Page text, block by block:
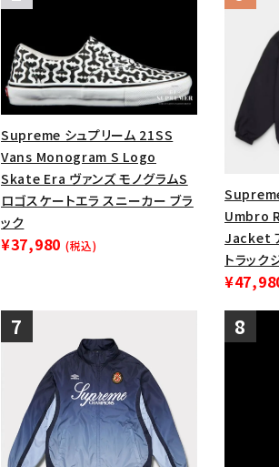
Supreme シュプリーム 21SS
Vans Monogram S Logo
Skate Era ヴァンズ モノグラムS
ロゴスケートエラ スニーカー ブラ
ック
¥37,980 (税込)
Umbro
Jacket
トラック